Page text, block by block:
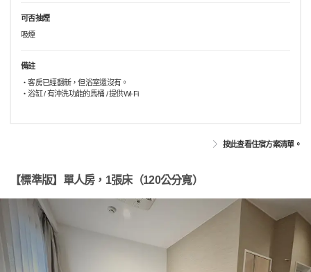
可否抽煙
吸煙
備註
・客房已經翻新，但浴室還沒有。
・浴缸 / 有沖洗功能的馬桶 / 提供Wi-Fi
按此查看住宿方案清單。
【標準版】單人房，1張床（120公分寬）